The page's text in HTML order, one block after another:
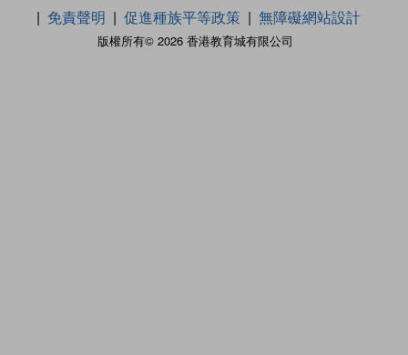
版權所有© 2026 香港教育城有限公司
免責聲明
促進種族平等政策 無障礙網站設計